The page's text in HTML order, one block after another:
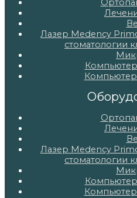
Лазер Medency
стоматологии
Лазер Medency
стоматологии